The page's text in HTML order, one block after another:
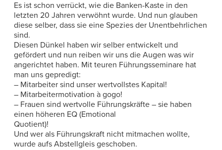
Es ist schon verrückt, wie die Banken-Kaste in den
letzten 20 Jahren verwöhnt wurde. Und nun glauben
diese selber, dass sie eine Spezies der Unentbehrlichen
sind.
Diesen Dünkel haben wir selber entwickelt und
gefördert und nun reiben wir uns die Augen was wir
angerichtet haben. Mit teuren Führungsseminare hat
man uns gepredigt:
– Mitarbeiter sind unser wertvollstes Kapital!
– Mitarbeitermotivation à gogo!
– Frauen sind wertvolle Führungskräfte – sie haben
einen höheren EQ (Emotional
Quotient)!
Und wer als Führungskraft nicht mitmachen wollte,
wurde aufs Abstellgleis geschoben.